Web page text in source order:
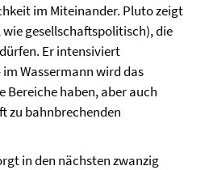
im Miteinander. Pluto zeigt
gesellschaftspolitisch), die
Er intensiviert
Wassermann wird das
Bereiche haben, aber auch
zu bahnbrechenden
in den nächsten zwanzig